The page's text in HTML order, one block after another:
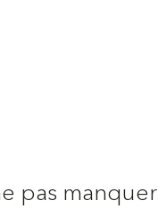
pas manquer